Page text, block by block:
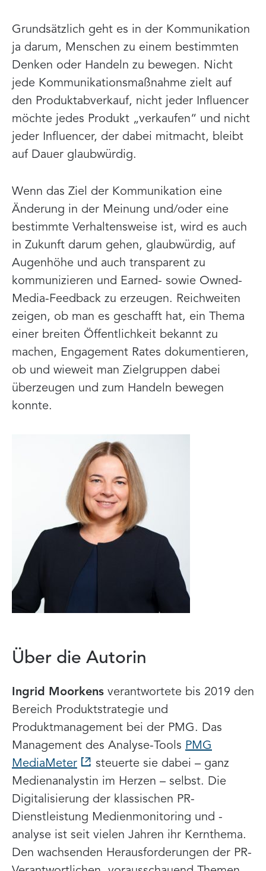
Grundsätzlich geht es in der Kommunikation
ja darum, Menschen zu einem bestimmten
Denken oder Handeln zu bewegen. Nicht
jede Kommunikationsmaßnahme zielt auf
den Produktabverkauf, nicht jeder Influencer
möchte jedes Produkt „verkaufen“ und nicht
jeder Influencer, der dabei mitmacht, bleibt
auf Dauer glaubwürdig.
Wenn das Ziel der Kommunikation eine
Änderung in der Meinung und/oder eine
bestimmte Verhaltensweise ist, wird es auch
in Zukunft darum gehen, glaubwürdig, auf
Augenhöhe und auch transparent zu
kommunizieren und Earned- sowie Owned-
Media-Feedback zu erzeugen. Reichweiten
zeigen, ob man es geschafft hat, ein Thema
einer breiten Öffentlichkeit bekannt zu
machen, Engagement Rates dokumentieren,
ob und wieweit man Zielgruppen dabei
überzeugen und zum Handeln bewegen
konnte.
Über die Autorin
Ingrid Moorkens verantwortete bis 2019 den
Bereich Produktstrategie und
Produktmanagement bei der PMG. Das
Management des Analyse-Tools PMG
MediaMeter
steuerte sie dabei – ganz
Medienanalystin im Herzen – selbst. Die
Digitalisierung der klassischen PR-
Dienstleistung Medienmonitoring und -
analyse ist seit vielen Jahren ihr Kernthema.
Den wachsenden Herausforderungen der PR-